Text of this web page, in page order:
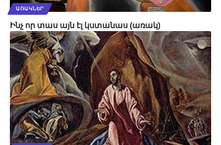
ԱՌԱԿՆԵՐ
Ինչ որ տաս այն էլ կստանաս (առակ)